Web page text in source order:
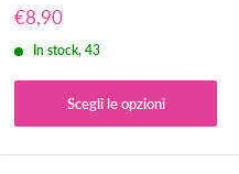
Prezzo
scontato
€8,90
In stock, 43
Scegli le opzioni